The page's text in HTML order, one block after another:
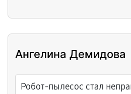
Ангелина Демидова
Робот-пылесос стал